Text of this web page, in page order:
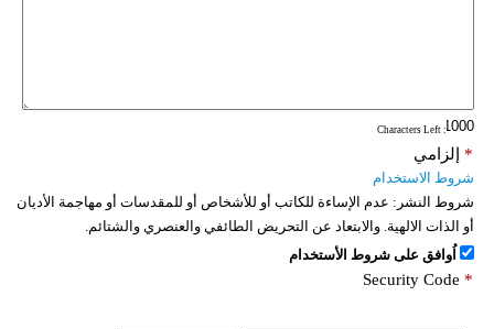
: Characters Left
إلزامي *
شروط الاستخدام
شروط النشر: عدم الإساءة للكاتب أو للأشخاص أو للمقدسات أو مهاجمة الأديان
أو الذات الالهية. والابتعاد عن التحريض الطائفي والعنصري والشتائم.
اُوافق على شروط الأستخدام
Security Code *